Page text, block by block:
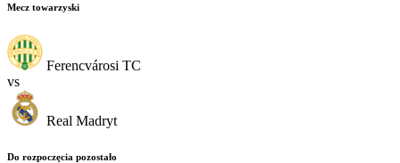
Mecz towarzyski
Ferencvárosi TC
vs
Real Madryt
Do rozpoczęcia pozostało